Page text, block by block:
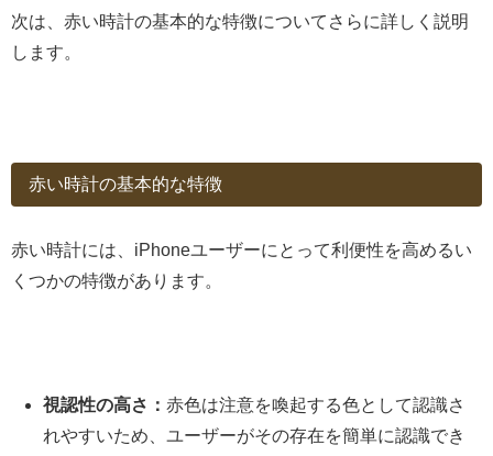
次は、赤い時計の基本的な特徴についてさらに詳しく説明
します。
赤い時計の基本的な特徴
赤い時計には、iPhoneユーザーにとって利便性を高めるい
くつかの特徴があります。
視認性の高さ：赤色は注意を喚起する色として認識さ
れやすいため、ユーザーがその存在を簡単に認識でき